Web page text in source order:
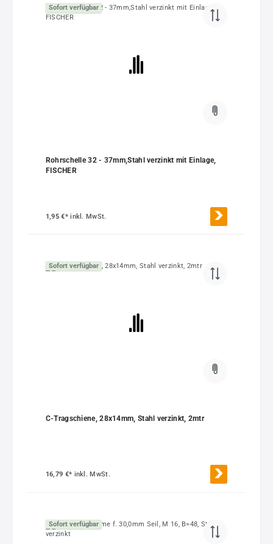
Sofort verfügbar
Rohrschelle 32 - 37mm,Stahl verzinkt mit Einlage,
FISCHER
1,95 €*inkl. MwSt.
Sofort verfügbar
C-Tragschiene, 28x14mm, Stahl verzinkt, 2mtr
16,79 €* inkl. MwSt.
Sofort verfügbar